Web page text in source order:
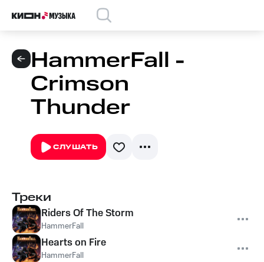
HammerFall -
Crimson
Thunder
СЛУШАТЬ
Треки
Riders Of The Storm
HammerFall
Hearts on Fire
HammerFall